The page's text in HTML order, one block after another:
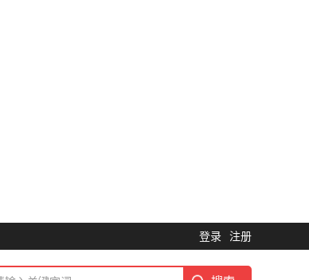
登录 注册